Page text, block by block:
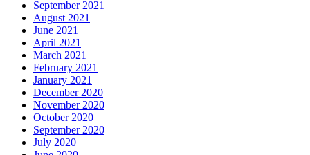
September 2021
August 2021
June 2021
April 2021
March 2021
February 2021
January 2021
December 2020
November 2020
October 2020
September 2020
July 2020